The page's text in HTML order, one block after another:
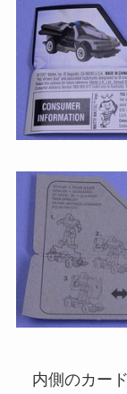
内側のカー